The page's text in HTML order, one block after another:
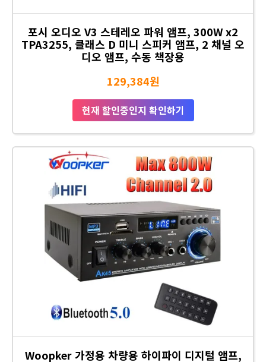
포시 오디오 V3 스테레오 파워 앰프, 300W x2
TPA3255, 클래스 D 미니 스피커 앰프, 2 채널 오
디오 앰프, 수동 책장용
129,384원
현재 할인중인지 확인하기
Woopker 가정용 차량용 하이파이 디지털 앰프,